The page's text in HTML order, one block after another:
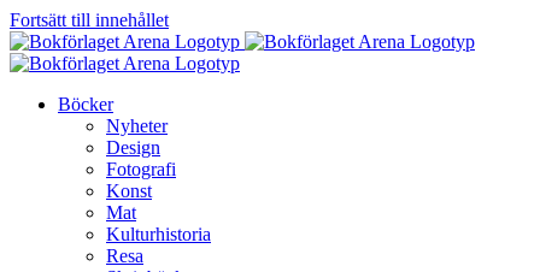
Fortsätt till innehållet
Böcker
Nyheter
Design
Fotografi
Konst
Mat
Kulturhistoria
Resa